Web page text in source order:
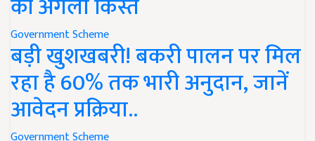
की अगली किस्त
Government Scheme
बड़ी खुशखबरी! बकरी पालन पर मिल
रहा है 60% तक भारी अनुदान, जानें
आवेदन प्रक्रिया..